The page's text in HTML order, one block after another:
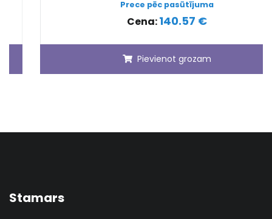
Prece pēc pasūtījuma
Cena:140.57 €
Pievienot grozam
Stamars